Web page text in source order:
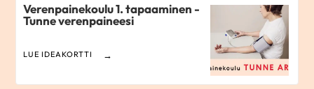
Verenpainekoulu 1. tapaaminen -
Tunne verenpaineesi
LUE IDEAKORTTI